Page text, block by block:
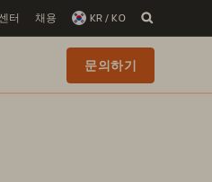
터 채용 KR / KO
문의하기